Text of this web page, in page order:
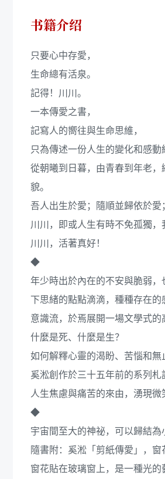
书籍介绍
只要心中存愛，
生命總有活泉。
記得！川川。
一本傳愛之書，
記寫人的嚮往與生命思維，
只為傳述一份人生的變化和感動
從朝曦到日暮，由青春到年老
貌。
吾人出生於愛；隨順並歸依於愛
川川，即或人生有時不免孤獨
川川，活著真好！
◆
年少時出於內在的不安與脆弱
下思緒的點點滴滴，種種存在
意識流，於焉展開一場文學式的
什麼是死、什麼是生？
如何解釋心靈的渴盼、苦惱和無
奚淞創作於三十五年前的系列
人生焦慮與痛苦的來由，湧現微
◆
宇宙間至大的神祕，可以歸結
隨書附：奚淞「剪紙傳愛」，窗
窗花貼在玻璃窗上，是一種光的